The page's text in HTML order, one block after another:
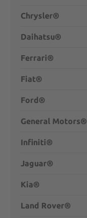
Chrysler®
Daihatsu®
Ferrari®
Fiat®
Ford®
General Motors®
Infiniti®
Jaguar®
Kia®
Land Rover®